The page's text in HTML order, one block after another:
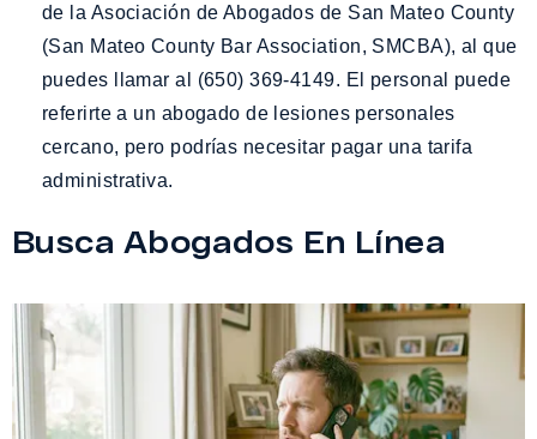
de la Asociación de Abogados de San Mateo County
(San Mateo County Bar Association, SMCBA), al que
puedes llamar al (650) 369-4149. El personal puede
referirte a un abogado de lesiones personales
cercano, pero podrías necesitar pagar una tarifa
administrativa.
Busca Abogados En Línea